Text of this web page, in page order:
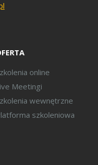
online
Meetingi
wewnętrzne
szkoleniowa